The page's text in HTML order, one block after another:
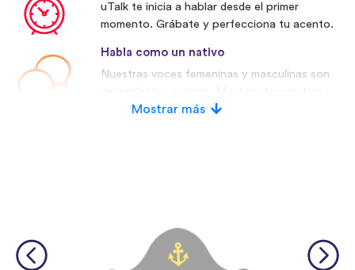
uTalk te inicia a hablar desde el primer
momento. Grábate y perfecciona tu acento.
Habla como un nativo
Nuestras voces femeninas y masculinas son
competidores utilizan voces artificiales.
Mostrar más